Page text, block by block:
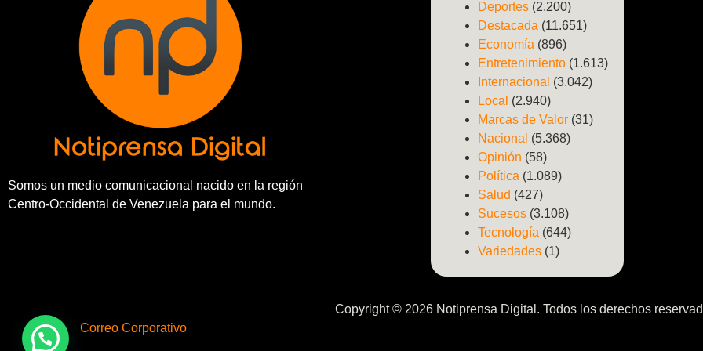
Somos un medio comunicacional nacido en la región
Centro-Occidental de Venezuela para el mundo.
Deportes(2.200)
Destacada(11.651)
Economía(896)
Entretenimiento(1.613)
Internacional (3.042)
Local (2.940)
Marcas de Valor(31)
Nacional (5.368)
Opinión (58)
Política(1.089)
Salud (427)
Sucesos(3.108)
Tecnología(644)
Variedades(1)
Copyright © 2026 Notiprensa Digital. Todos los derechos
Correo Corporativo